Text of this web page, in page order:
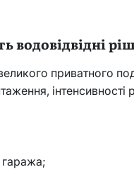
водовідвідні
приватного
гаража;